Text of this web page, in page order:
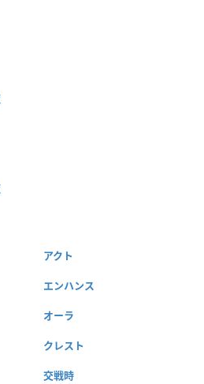
アクト
エンハンス
オーラ
クレスト
交戦時